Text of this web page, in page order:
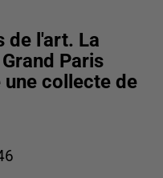
de l'art. La
Paris
une collecte de